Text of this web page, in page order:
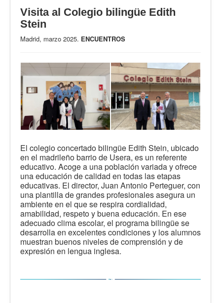
Visita al Colegio bilingüe Edith
Stein
Madrid, marzo 2025. ENCUENTROS
El colegio concertado bilingüe Edith Stein, ubicado
en el madrileño barrio de Usera, es un referente
educativo. Acoge a una población variada y ofrece
una educación de calidad en todas las etapas
educativas. El director, Juan Antonio Perteguer, con
una plantilla de grandes profesionales asegura un
ambiente en el que se respira cordialidad,
amabilidad, respeto y buena educación. En ese
adecuado clima escolar, el programa bilingüe se
desarrolla en excelentes condiciones y los alumnos
muestran buenos niveles de comprensión y de
expresión en lengua inglesa.